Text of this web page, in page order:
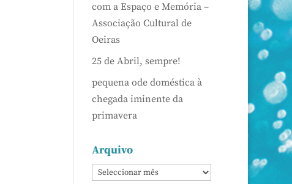
com a Espaço e Memória –
Associação Cultural de
Oeiras
25 de Abril, sempre!
pequena ode doméstica à
chegada iminente da
primavera
Arquivo